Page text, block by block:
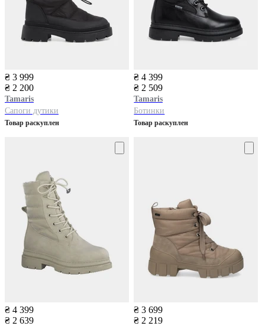
₴ 3 999
₴ 2 200
Tamaris
Сапоги дутики
Товар раскуплен
₴ 4 399
₴ 2 509
Tamaris
Ботинки
Товар раскуплен
₴ 4 399
₴ 2 639
₴ 3 699
₴ 2 219